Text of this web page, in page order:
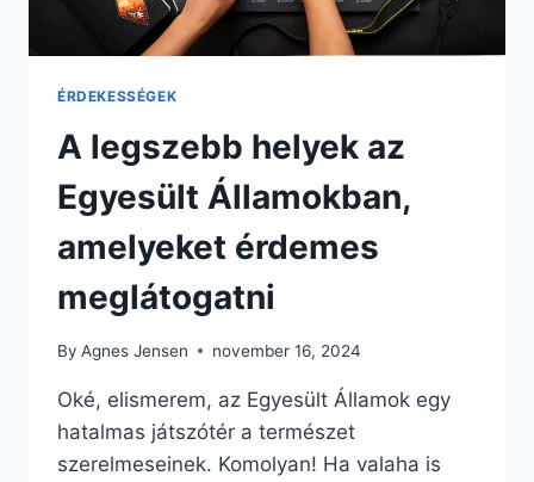
ÉRDEKESSÉGEK
A legszebb helyek az
Egyesült Államokban,
amelyeket érdemes
meglátogatni
By Agnes Jensen november 16, 2024
Oké, elismerem, az Egyesült Államok egy
hatalmas játszótér a természet
szerelmeseinek. Komolyan! Ha valaha is